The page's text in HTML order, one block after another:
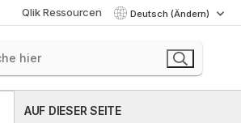
Qlik Ressourcen Deutsch (Ändern)
AUF DIESER SEITE